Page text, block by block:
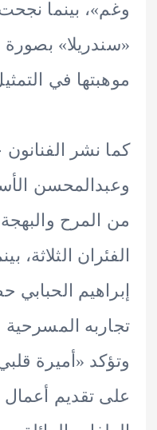
بينما نجحت حلا
بصورة
في التمثيل
الفنانون حمد
الأسود
والبهجة من
الثلاثة، بينما
الحبابي حضوراً
المسرحية
«أميرة قلبي
أعمال فنية